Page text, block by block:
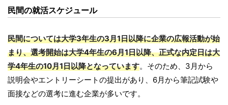
民間の就活スケジュール
民間については大学3年生の3月1日以降に企業の広報活動が始
まり、選考開始は大学4年生の6月1日以降、正式な内定日は大
学4年生の10月1日以降となっています。そのため、3月から
説明会やエントリーシートの提出があり、6月から筆記試験や
面接などの選考に進む企業が多いです。